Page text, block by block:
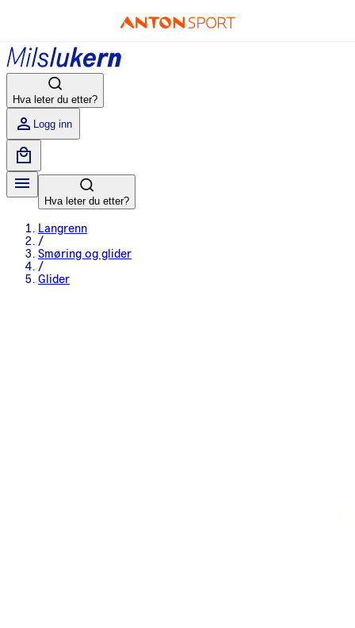
Hva leter du etter?
Logg inn
Hva leter du etter?
Langrenn
/
Smøring og glider
/
Glider